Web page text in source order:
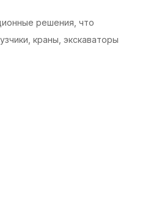
решения, что
краны, экскаваторы